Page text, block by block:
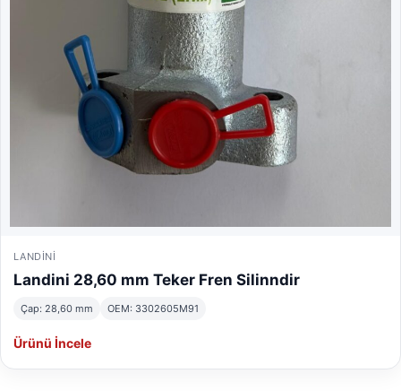
LANDINI
Landini 28,60 mm Teker Fren Silinndir
Çap: 28,60 mm OEM: 3302605M91
Ürünü İncele